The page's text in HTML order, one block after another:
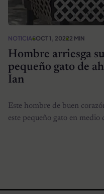
NOTICIASOCT 1, 20222 MIN
Hombre arriesga
pequeño gato de
Ian
Este hombre de buen
este pequeño gato en